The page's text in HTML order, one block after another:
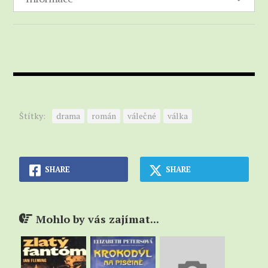
chceme něco dosáhnout ve sportu, musíme být
na míč, který chytila rovnou ze vzduchu.
Pokračovali jsme od deseti k pěti. Ukázalo se, že
Gwen je u pálky ještě daleko zdatnější než při práci
jako Liz, ale na pálce byla fantastická a Nancy od
sedmi let jezdila po letních táborech ve státu Maine,
kde se hraje softball od rána do večera. K dovršení
házel bezhlavě - jednou dokonce do vody. Po dvou
směnách holky vedly 6-0 a vřeštěly blahem.
Když přišla znovu řada na Dala, Liz si ho změřila a
povídá:
Štítky: drama román válečné válka
SHARE SHARE
Mohlo by vás zajímat...